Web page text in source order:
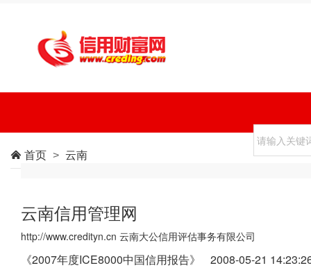
 首页 > 云南
云南信用管理网
http://www.credityn.cn 云南大公信用评估事务有限公司
《2007年度ICE8000中国信用报告》 2008-05-21